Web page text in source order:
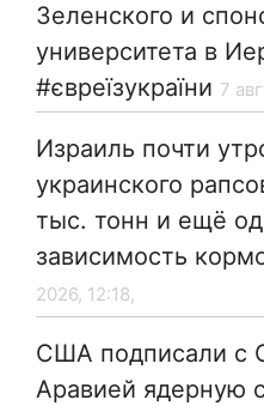
Зеленского и
университета в
#євреїзукраїни 7
Израиль почти
украинского
тыс. тонн и ещё
зависимость
2026, 12:18,
США подписали с
Аравией ядерную